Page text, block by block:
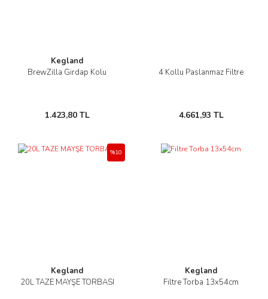
Kegland
BrewZilla Girdap Kolu
1.423,80 TL
4 Kollu Paslanmaz Filtre
4.661,93 TL
Kegland
20L TAZE MAYŞE TORBASI
%10
Kegland
Filtre Torba 13x54cm